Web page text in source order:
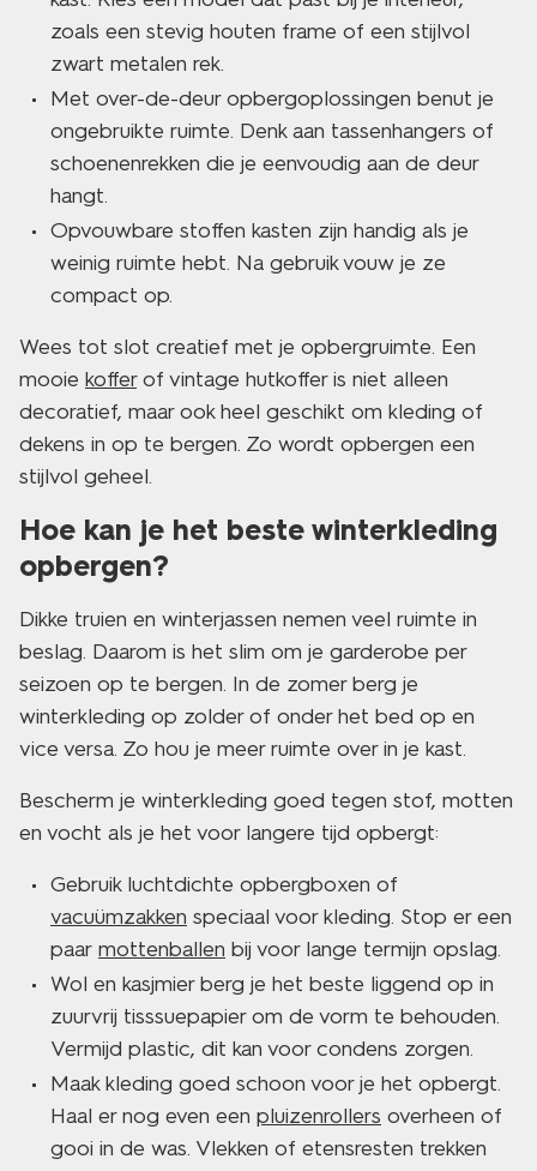
zoals een stevig houten frame of een stijlvol
zwart metalen rek.
Met over-de-deur opbergoplossingen benut je
ongebruikte ruimte. Denk aan tassenhangers of
schoenenrekken die je eenvoudig aan de deur
hangt.
Opvouwbare stoffen kasten zijn handig als je
weinig ruimte hebt. Na gebruik vouw je ze
compact op.
Wees tot slot creatief met je opbergruimte. Een
mooie kofferof vintage hutkoffer is niet alleen
decoratief, maar ook heel geschikt om kleding of
dekens in op te bergen. Zo wordt opbergen een
stijlvol geheel.
Hoe kan je het beste winterkleding
opbergen?
Dikke truien en winterjassen nemen veel ruimte in
beslag. Daarom is het slim om je garderobe per
seizoen op te bergen. In de zomer berg je
winterkleding op zolder of onder het bed op en
vice versa. Zo hou je meer ruimte over in je kast.
Bescherm je winterkleding goed tegen stof, motten
en vocht als je het voor langere tijd opbergt:
Gebruik luchtdichte opbergboxen of
vacuümzakken speciaal voor kleding. Stop er een
paar mottenballen bij voor lange termijn opslag.
Wol en kasjmier berg je het beste liggend op in
zuurvrij tisssuepapier om de vorm te behouden.
Vermijd plastic, dit kan voor condens zorgen.
Maak kleding goed schoon voor je het opbergt.
Haal er nog even een pluizenrollers overheen of
gooi in de was. Vlekken of etensresten trekken